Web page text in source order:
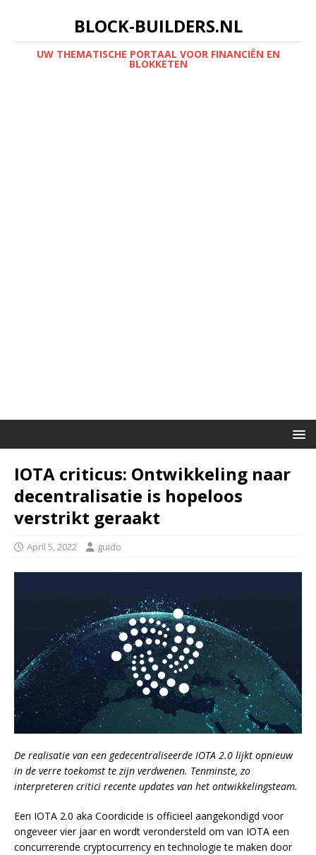
BLOCK-BUILDERS.NL
UW THEMATISCHE PORTAAL VOOR FINANCIËN EN
BLOKKETEN
IOTA criticus: Ontwikkeling naar
decentralisatie is hopeloos
verstrikt geraakt
April 5, 2022 guido
De realisatie van een gedecentraliseerde IOTA 2.0 lijkt opnieuw
in de verre toekomst te zijn verdwenen. Tenminste, zo
interpreteren critici recente updates van het ontwikkelingsteam.
Een IOTA 2.0 aka Coordicide is officieel aangekondigd voor
ongeveer vier jaar en wordt verondersteld om van IOTA een
concurrerende cryptocurrency en technologie te maken door